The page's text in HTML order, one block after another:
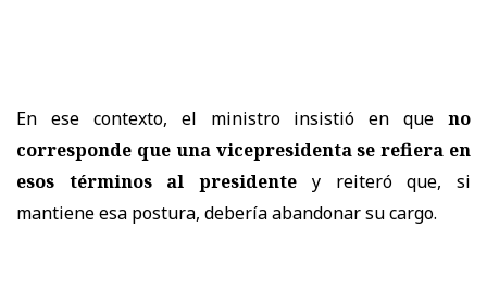
En ese contexto, el ministro insistió en que no
corresponde que una vicepresidenta se refiera en
esos términos al presidente y reiteró que, si
mantiene esa postura, debería abandonar su cargo.